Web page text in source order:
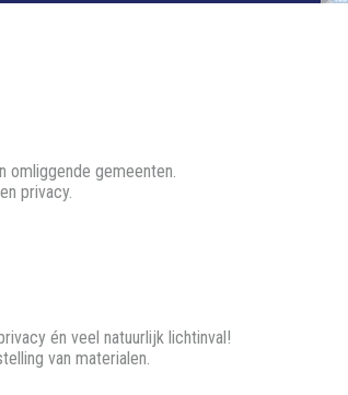
omliggende gemeenten.
privacy.
én veel natuurlijk lichtinval!
van materialen.